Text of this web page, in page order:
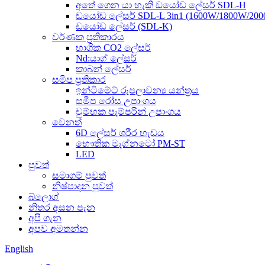
අතේ ගෙන යා හැකි ඩයෝඩ ලේසර් SDL-H
ඩයෝඩ ලේසර් SDL-L 3in1 (1600W/1800W/
ඩයෝඩ ලේසර් (SDL-K)
වර්ණක ප්‍රතිකාරය
භාගික CO2 ලේසර්
Nd:යාග් ලේසර්
කාබන් ලේසර්
සමීප ප්‍රතිකාර
ඉන්ටිමේට් රූපලාවන්‍ය යන්ත්‍රය
සමීප රෝස උපාංගය
චුම්භක පැම්පරින් උපාංගය
වෙනත්
6D ලේසර් ශරීර හැඩය
භෞතික මැග්නටෝ PM-ST
LED
පුවත්
සමාගම් පුවත්
නිෂ්පාදන පුවත්
බ්ලොග්
නිතර අසන පැන
අපි ගැන
අපව අමතන්න
English